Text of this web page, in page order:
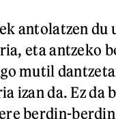
antolatzen
eta antzeko
mutil
izan da. Ez da
berdin-